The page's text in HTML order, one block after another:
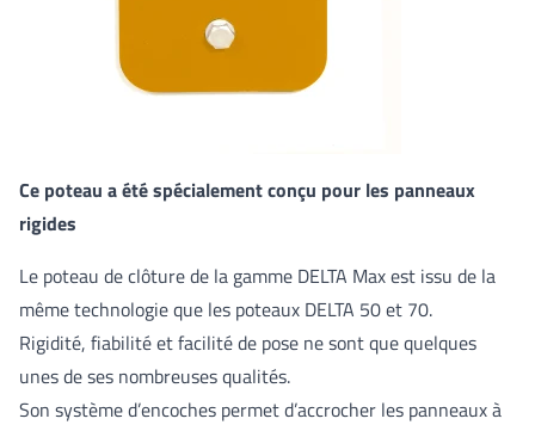
Ce poteau a été spécialement conçu pour les panneaux
rigides
Le poteau de clôture de la gamme DELTA Max est issu de la
même technologie que les poteaux DELTA 50 et 70.
Rigidité, fiabilité et facilité de pose ne sont que quelques
unes de ses nombreuses qualités.
Son système d’encoches permet d’accrocher les panneaux à